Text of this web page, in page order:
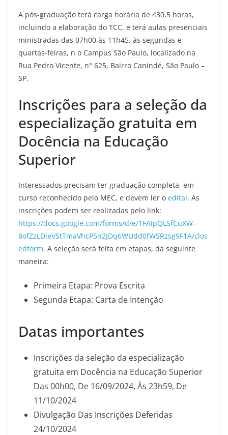
A pós-graduação terá carga horária de 430,5 horas,
incluindo a elaboração do TCC, e terá aulas presenciais
ministradas das 07h00 às 11h45, às segundas e
quartas-feiras, n o Campus São Paulo, localizado na
Rua Pedro Vicente, n° 625, Bairro Canindé, São Paulo –
SP.
Inscrições para a seleção da
especialização gratuita em
Docência na Educação
Superior
Interessados precisam ter graduação completa, em
curso reconhecido pelo MEC, e devem ler o edital. As
inscrições podem ser realizadas pelo link:
https://docs.google.com/forms/d/e/1FAIpQLSfCuXW-
8ofZzLDieVStTmaVhcP5n2JDq6WUdd0fWSRzsg9F1A/clos
edform. A seleção será feita em etapas, da seguinte
maneira:
Primeira Etapa: Prova Escrita
Segunda Etapa: Carta de Intenção
Datas importantes
Inscrições da seleção da especialização
gratuita em Docência na Educação Superior
Das 00h00, De 16/09/2024, Às 23h59, De
11/10/2024
Divulgação Das Inscrições Deferidas
24/10/2024